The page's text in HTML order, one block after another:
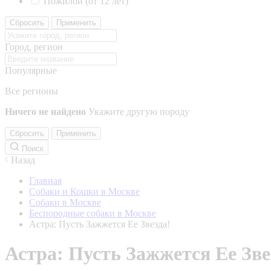
Сбросить Применить
Город, регион
Популярные
Все регионы
Ничего не найдено Укажите другую породу
Сбросить
Применить
Поиск
Назад
Главная
Собаки и Кошки в Москве
Собаки в Москве
Беспородные собаки в Москве
Астра: Пусть Зажжется Ее Звезда!
Астра: Пусть Зажжется Ее